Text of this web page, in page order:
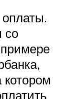
со
котором